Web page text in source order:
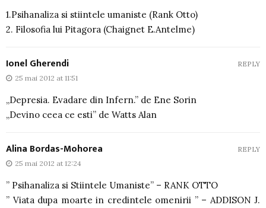
1.Psihanaliza si stiintele umaniste (Rank Otto)
2. Filosofia lui Pitagora (Chaignet E.Antelme)
Ionel Gherendi
25 mai 2012 at 11:51
„Depresia. Evadare din Infern.” de Ene Sorin
„Devino ceea ce esti” de Watts Alan
REPLY
Alina Bordas-Mohorea
25 mai 2012 at 12:24
” Psihanaliza si Stiintele Umaniste” – RANK OTTO
” Viata dupa moarte in credintele omenirii ” – ADDISON J.
REPLY